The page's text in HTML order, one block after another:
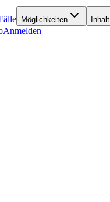
Möglichkeiten Inhalt
Anmelden